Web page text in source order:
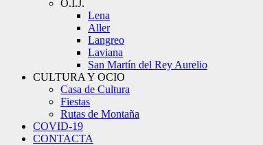
O.I.J.
Lena
Aller
Langreo
Laviana
San Martín del Rey Aurelio
CULTURA Y OCIO
Casa de Cultura
Fiestas
Rutas de Montaña
COVID-19
CONTACTA